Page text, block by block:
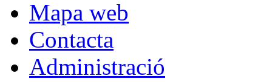
Mapa web
Contacta
Administració